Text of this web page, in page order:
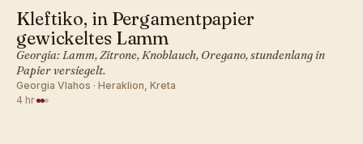
GRIECHISCH · ABENDESSEN
Kleftiko, in Pergamentpapier
gewickeltes Lamm
Georgia: Lamm, Zitrone, Knoblauch, Oregano, stundenlang in
Papier versiegelt.
Georgia Vlahos · Heraklion, Kreta
4 hr·